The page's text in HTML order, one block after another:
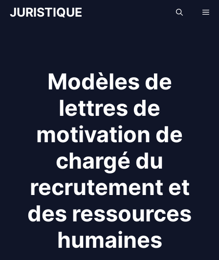
AllerJURISTIQUE
Modèles de
lettres de
motivation de
chargé du
recrutement et
des ressources
humaines